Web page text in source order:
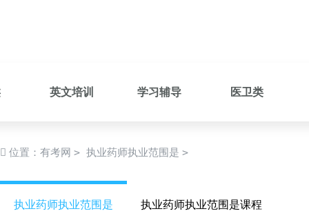
英文培训 学习辅导 医卫类
位置： 有考网 > 执业药师执业范围是 >
执业药师执业范围是 执业药师执业范围是课程